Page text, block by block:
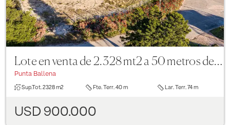
Lote en venta de 2.328 mt2 a 50 metros del mar en Solanas
Punta Ballena
Sup.Tot. 2328 m2 Fte. Terr. 40 m Lar. Terr. 74 m
USD 900.000